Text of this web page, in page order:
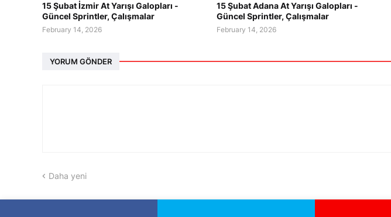
15 Şubat İzmir At Yarışı Galopları -
Güncel Sprintler, Çalışmalar
February 14, 2026
15 Şubat Adana At Yarışı Galopları -
Güncel Sprintler, Çalışmalar
February 14, 2026
YORUM GÖNDER
Daha yeni